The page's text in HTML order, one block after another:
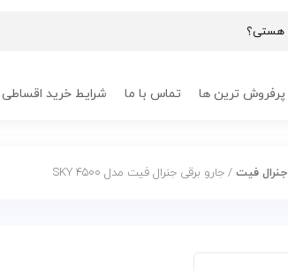
پرفروش ترین ها تماس با ما شرایط خرید اقساطی
جنرال فیت / جارو برقی جنرال فیت مدل SKY 4500